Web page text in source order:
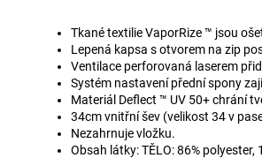
Tkané textilie VaporRize ™ jsou
Lepená kapsa s otvorem na zip
Ventilace perforovaná laserem
Systém nastavení přední spony
Materiál Deflect ™ UV 50+ chrání
34cm vnitřní šev (velikost 34 v
Nezahrnuje vložku.
Obsah látky: TĚLO: 86% polyester,